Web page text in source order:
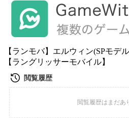
【ランモバ】エルウィン(SPモデ
【ラングリッサーモバイル】